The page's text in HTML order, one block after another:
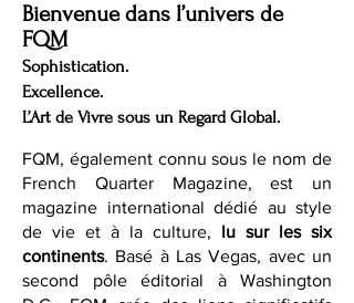
Bienvenue dans l’univers de
FQM
Sophistication.
Excellence.
L’Art de Vivre sous un Regard Global.
FQM, également connu sous le nom de
French Quarter Magazine, est un
magazine international dédié au style
de vie et à la culture, lu sur les six
continents. Basé à Las Vegas, avec un